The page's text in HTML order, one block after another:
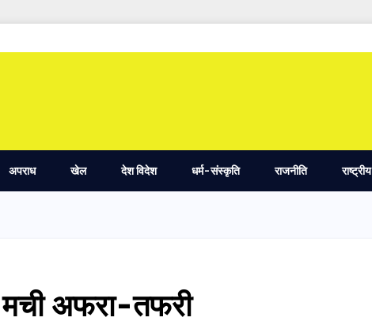
अपराध खेल देश विदेश धर्म-संस्कृति राजनीति राष्ट्रीय
अफरा-तफरी